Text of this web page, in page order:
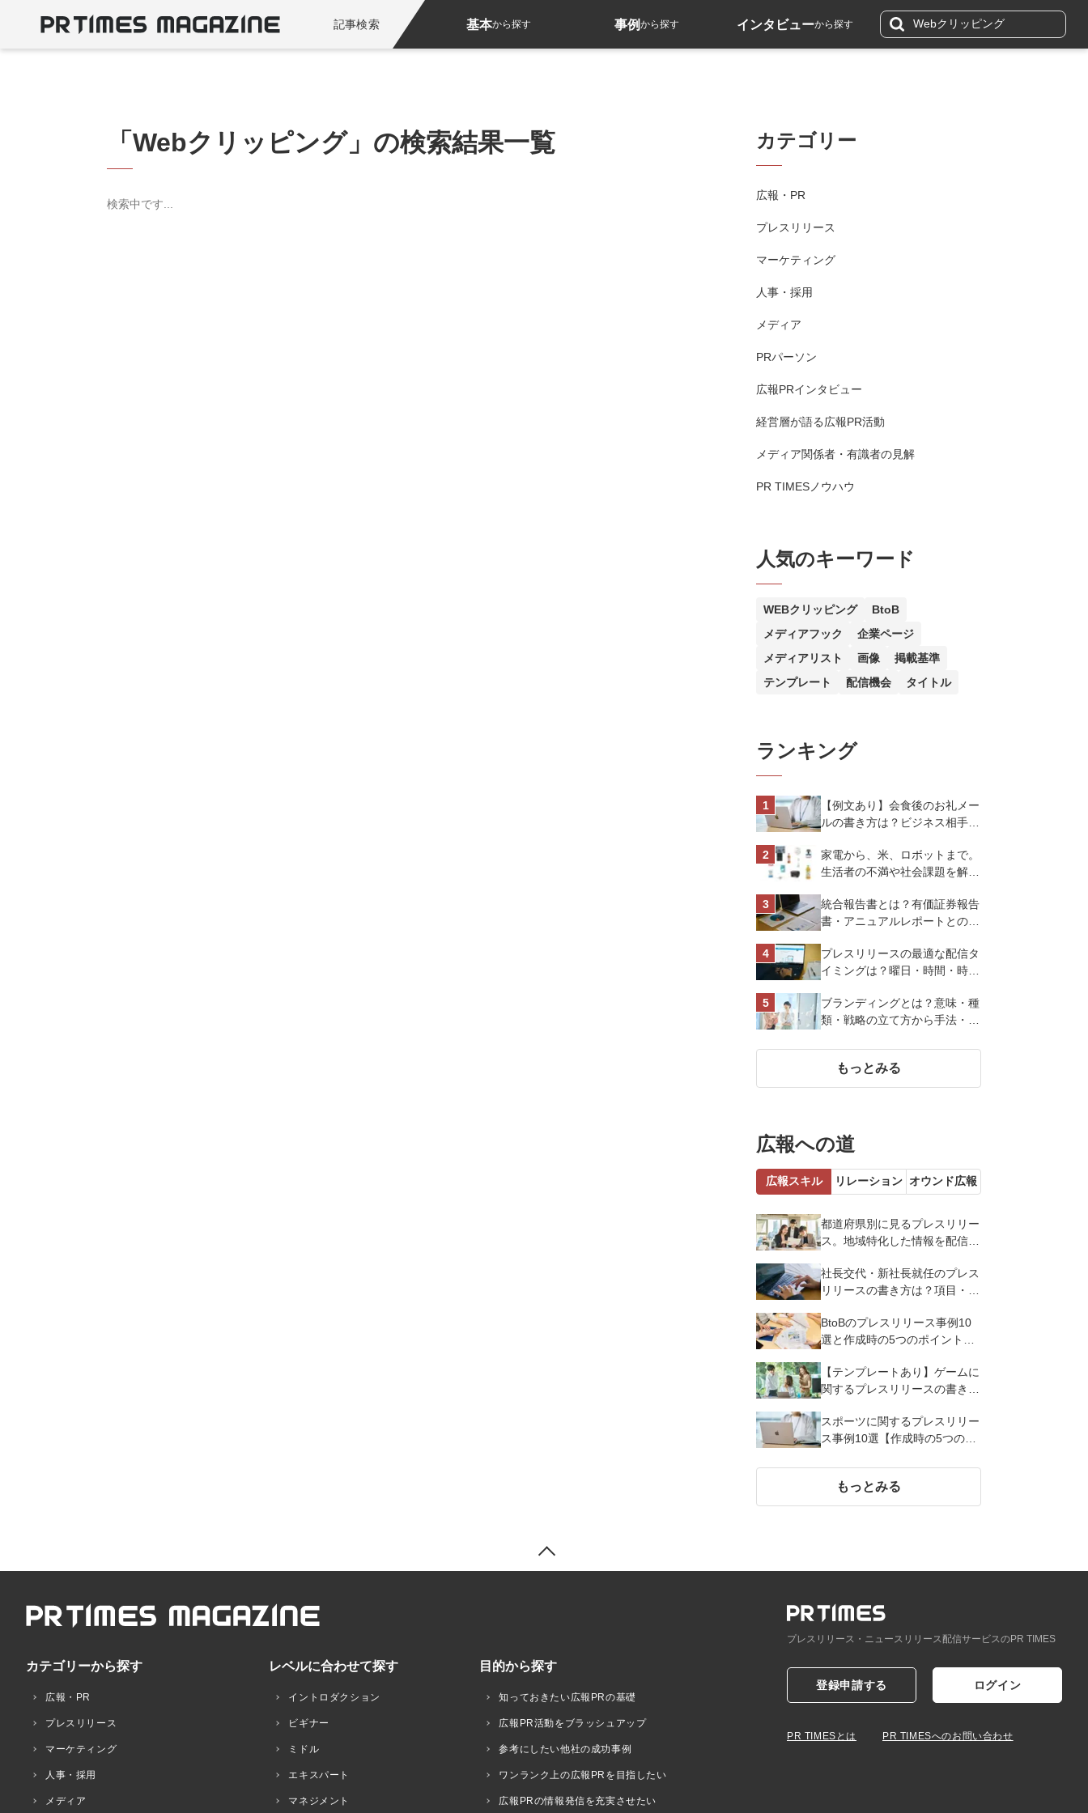
記事検索 基本から探す 事例から探す インタビューから探す
「Webクリッピング」の検索結果一覧
検索中です...
カテゴリー
広報・PR
プレスリリース
マーケティング
人事・採用
メディア
PRパーソン
広報PRインタビュー
経営層が語る広報PR活動
メディア関係者・有識者の見解
PR TIMESノウハウ
人気のキーワード
WEBクリッピング
BtoB
メディアフック
企業ページ
メディアリスト
画像
掲載基準
テンプレート
配信機会 タイトル
ランキング
【例文あり】会食後のお礼メー
ルの書き方は？ビジネス相手に
トを解説
家電から、米、ロボットまで。
生活者の不満や社会課題を解決
スオーヤマ株式会社
統合報告書とは？有価証券報告
書・アニュアルレポートとの違
プレスリリースの最適な配信タ
イミングは？曜日・時間・時期
化させよう
ブランディングとは？意味・種
類・戦略の立て方から手法・成
底解説【成功事例あり】
もっとみる
広報への道
広報スキル リレーション オウンド広報
都道府県別に見るプレスリリー
ス。地域特化した情報を配信す
社長交代・新社長就任のプレス
リリースの書き方は？項目・ポ
BtoBのプレスリリース事例10
選と作成時の5つのポイントを
【テンプレートあり】ゲームに
関するプレスリリースの書き方
スポーツに関するプレスリリー
ス事例10選【作成時の5つのポ
もっとみる
カテゴリーから探す
広報・PR
プレスリリース
マーケティング
人事・採用
メディア
レベルに合わせて探す
イントロダクション
ビギナー
ミドル
エキスパート
マネジメント
目的から探す
知っておきたい広報PRの基礎
広報PR活動をブラッシュアップ
参考にしたい他社の成功事例
ワンランク上の広報PRを目指したい
広報PRの情報発信を充実させたい
プレスリリース・ニュースリリース配信サービスのPR TIMES
登録申請する ログイン
PR TIMESとは PR TIMESへのお問い合わせ